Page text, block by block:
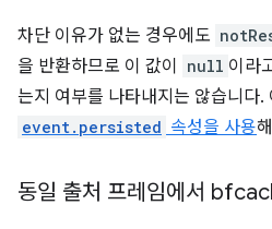
차단 이유가 없는 경우에도
을 반환하므로 이 값이 null 이라
는지 여부를 나타내지는 않습니다.
event.persisted 속성을 사용
동일 출처 프레임에서